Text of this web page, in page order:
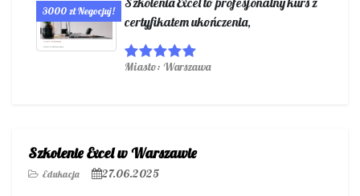
3000 zł Negocjuj!
certyfikatem ukończenia,
Miasto: Warszawa
Szkolenie Excel w Warszawie
Edukacja 27.06.2025